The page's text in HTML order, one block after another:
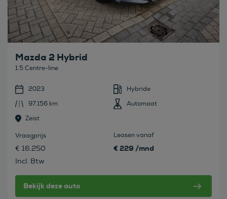
Mazda 2 Hybrid
1.5 Centre-line
2023
Hybride
97.156 km
Automaat
Zeist
Vraagprijs
€ 16.250
Incl. Btw
Leasen vanaf
€ 229 /mnd
Bekijk deze auto